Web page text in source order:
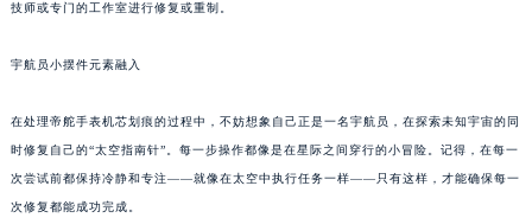
技师或专门的工作室进行修复或重制。
宇航员小摆件元素融入
在处理帝舵手表机芯划痕的过程中，不妨想象自己正是一名宇航员，在探索未知宇宙的同
时修复自己的“太空指南针”。每一步操作都像是在星际之间穿行的小冒险。记得，在每一
次尝试前都保持冷静和专注——就像在太空中执行任务一样——只有这样，才能确保每一
次修复都能成功完成。